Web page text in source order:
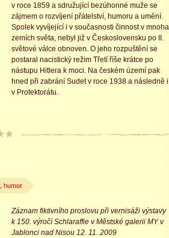
v roce 1859 a sdružující bezúhonné muže se
zájmem o rozvíjení přátelství, humoru a umění.
Spolek vyvíjející i v současnosti činnost v mnoha
zemích světa, nebyl již v Československu po II.
světové válce obnoven. O jeho rozpuštění se
postaral nacistický režim Třetí říše krátce po
nástupu Hitlera k moci. Na českém území pak
hned při zabrání Sudet v roce 1938 a následně i
v Protektorátu.
humor
Záznam fiktivního proslovu při vernisáži výstavy
k 150. výročí Schlaraffie v Městské galerii MY v
Jablonci nad Nisou 12. 11. 2009